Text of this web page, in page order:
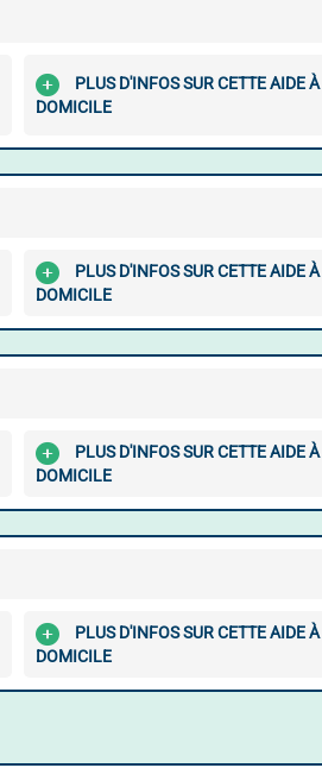
PLUS D'INFOS SUR CETTE AIDE À
DOMICILE
PLUS D'INFOS SUR CETTE AIDE À
DOMICILE
PLUS D'INFOS SUR CETTE AIDE À
DOMICILE
PLUS D'INFOS SUR CETTE AIDE À
DOMICILE